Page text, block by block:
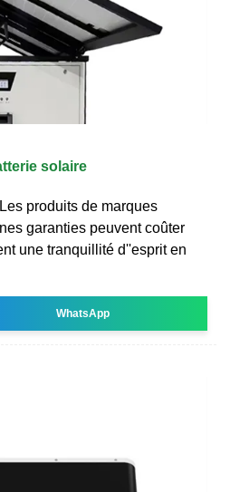
solaire
produits de marques
garanties peuvent coûter
une tranquillité d''esprit en
WhatsApp